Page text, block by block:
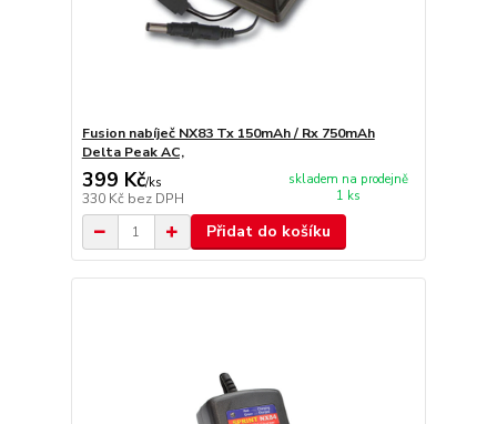
Fusion nabíječ NX83 Tx 150mAh / Rx 750mAh
Delta Peak AC,
399 Kč/ks
330 Kč bez DPH
skladem na prodejně
1 ks
Přidat do košíku